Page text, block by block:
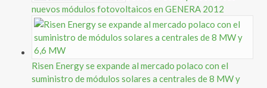
nuevos módulos fotovoltaicos en GENERA 2012
Risen Energy se expande al mercado polaco con el
suministro de módulos solares a centrales de 8 MW y